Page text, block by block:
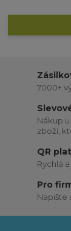
7000+
Nákup
zboží,
QR
Rychlá
Pro
Napište